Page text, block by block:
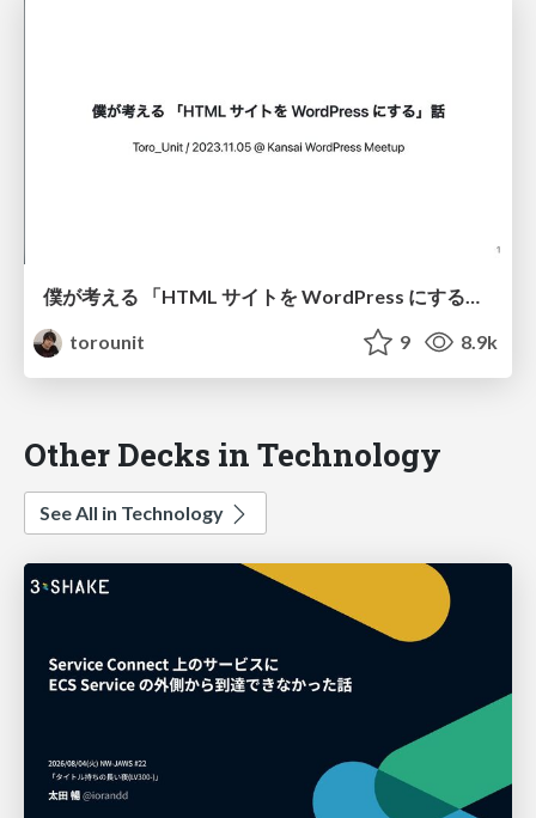
僕が考える 「HTML サイトを WordPress にする」話 / 2023-11-05 Kansai WordPress Meetup
torounit
9 8.9k
Other Decks in Technology
See All in Technology